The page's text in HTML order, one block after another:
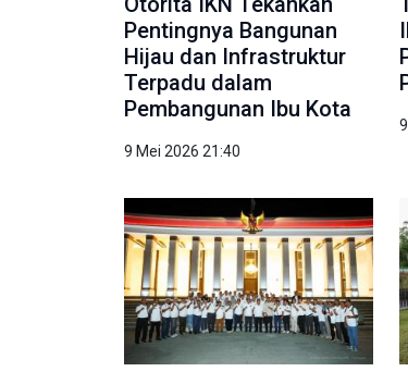
Pentingnya Bangunan
Hijau dan Infrastruktur
Terpadu dalam
Pembangunan Ibu Kota
9 Mei 2026 21:40